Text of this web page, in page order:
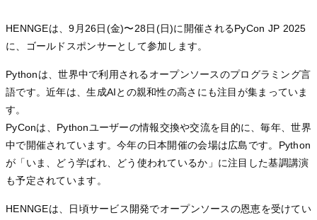
HENNGEは、9月26日(金)〜28日(日)に開催されるPyCon JP 2025
に、ゴールドスポンサーとして参加します。
Pythonは、世界中で利用されるオープンソースのプログラミング言
語です。近年は、生成AIとの親和性の高さにも注目が集まっていま
す。
PyConは、Pythonユーザーの情報交換や交流を目的に、毎年、世界
中で開催されています。今年の日本開催の会場は広島です。Python
が「いま、どう学ばれ、どう使われているか」に注目した基調講演
も予定されています。
HENNGEは、日頃サービス開発でオープンソースの恩恵を受けてい